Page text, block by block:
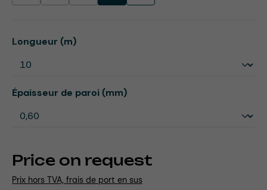
Price on request
Prix hors TVA, frais de port en sus
Select
Longueur (m)
Select
Épaisseur de paroi (mm)